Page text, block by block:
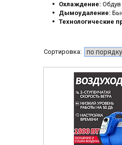
Охлаждение: Обдув
Дымоудаление:
Технологические